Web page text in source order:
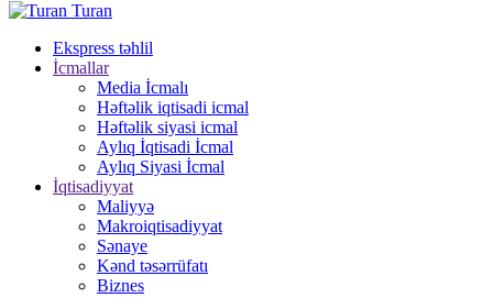
Turan
Ekspress təhlil
İcmallar
Media İcmalı
Həftəlik iqtisadi icmal
Həftəlik siyasi icmal
Aylıq İqtisadi İcmal
Aylıq Siyasi İcmal
İqtisadiyyat
Maliyyə
Makroiqtisadiyyat
Sənaye
Kənd təsərrüfatı
Biznes